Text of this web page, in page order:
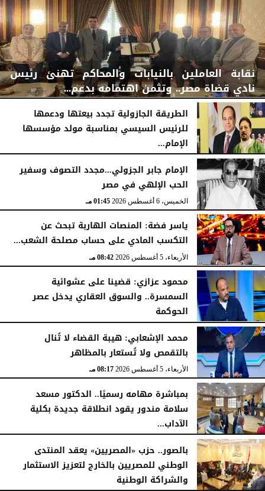
نقابة العاملين بالنيابات والمحاكم تهنئ رئيس
نادي قضاة مصر.. وتثمن اهتمامه بدعم...
الخميس، 6 أغسطس 2026 06:22 مـ
الطريقة الجازولية تجدد بيعتها ودعمها
للرئيس السيسي بمناسبة مولد مؤسسها
الإمام...
الخميس، 6 أغسطس 2026
الإمام جابر الجزولي...مجدد التصوف وسفير
الحب الإلهي في مصر
الخميس، 6 أغسطس 2026 01:45 مـ
ياسر فضة: المنصات الهاربة تبحث عن
التكسب المادي على حساب مصلحة الشعب...
الأربعاء، 5 أغسطس 2026 08:42 مـ
محمود عزازي: قضينا على عشوائية
السمسرة.. والسوق العقاري يدخل عصر
الحوكمة
الأربعاء، 5 أغسطس 2026
محمد الإشعابي: هيبة القضاء لا تُنال
بالتقمص ولا تُستعار بالمظاهر
الأربعاء، 5 أغسطس 2026 08:17 مـ
بمباشرة مهامه رسميًا.. الدكتور مسعد
سلامة مندور يقود انطلاقة جديدة بكلية
الآداب...
الأربعاء، 5 أغسطس 2026
بالصور.. حزب «المصريين» يعقد المنتدى
الوطني للمصريين بالخارج لتعزيز الاستثمار
والشراكة الوطنية